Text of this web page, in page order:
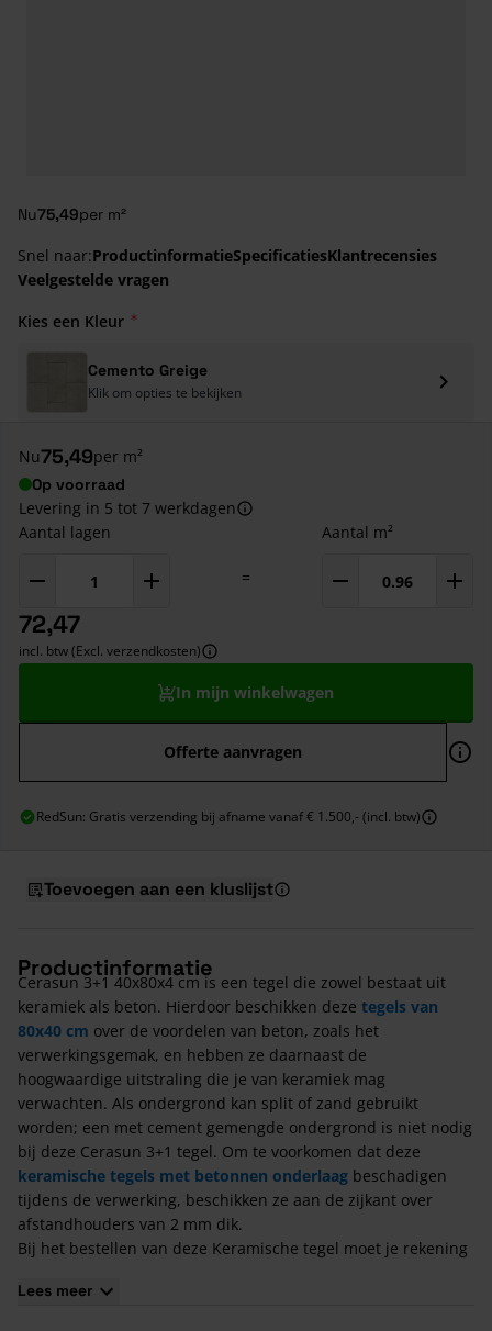
Nu75,49per m²
Snel naar:ProductinformatieSpecificatiesKlantrecensies
Veelgestelde vragen
Kies een Kleur
Cemento Greige
Klik om opties te bekijken
Nu75,49per m²
Op voorraad
Levering in 5 tot 7 werkdagen
Aantal lagen
=
Aantal m²
72,47
incl. btw (Excl. verzendkosten)
In mijn winkelwagen
Offerte aanvragen
RedSun: Gratis verzending bij afname vanaf € 1.500,- (incl. btw)
Toevoegen aan een kluslijst
Productinformatie
Cerasun 3+1 40x80x4 cm is een tegel die zowel bestaat uit
keramiek als beton. Hierdoor beschikken deze tegels van
80x40 cm over de voordelen van beton, zoals het
verwerkingsgemak, en hebben ze daarnaast de
hoogwaardige uitstraling die je van keramiek mag
verwachten. Als ondergrond kan split of zand gebruikt
worden; een met cement gemengde ondergrond is niet nodig
bij deze Cerasun 3+1 tegel. Om te voorkomen dat deze
keramische tegels met betonnen onderlaag beschadigen
tijdens de verwerking, beschikken ze aan de zijkant over
afstandhouders van 2 mm dik.
Bij het bestellen van deze Keramische tegel moet je rekening
aan om 6 tot 12% meer tegels te bestellen. Lees hier meer
Lees meer